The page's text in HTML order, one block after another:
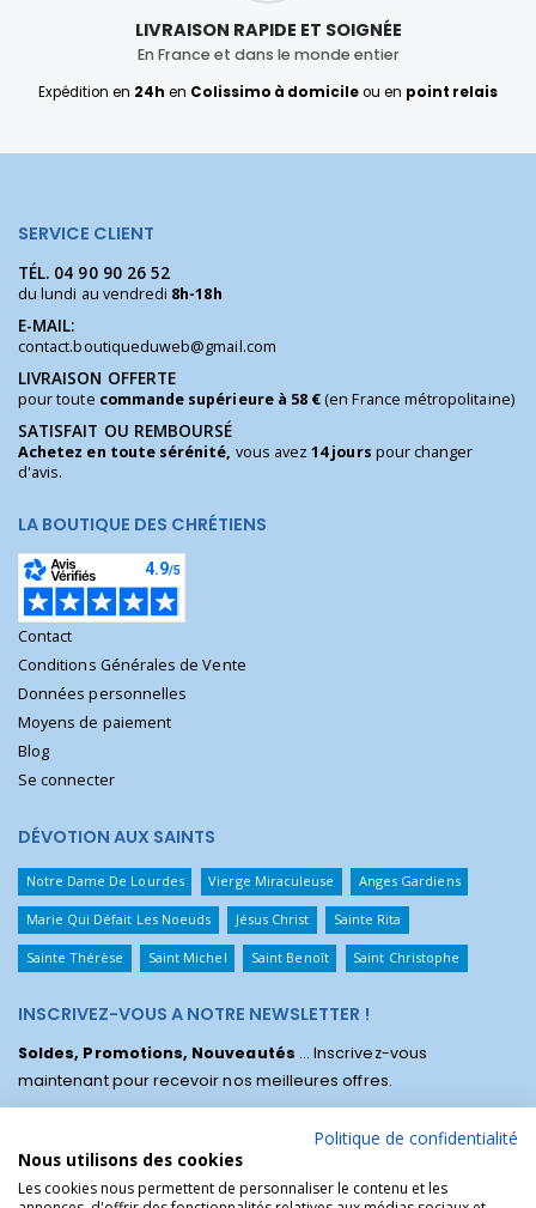
LIVRAISON RAPIDE ET SOIGNÉE
En France et dans le monde entier
Expédition en 24h en Colissimo à domicileou en point relais
SERVICE CLIENT
TÉL. 04 90 90 26 52
du lundi au vendredi 8h-18h
E-MAIL:
contact.boutiqueduweb@gmail.com
LIVRAISON OFFERTE
pour toute commande supérieure à 58 €(en France métropolitaine)
SATISFAIT OU REMBOURSÉ
Achetez en toute sérénité, vous avez14 jours pour changer
d'avis.
LA BOUTIQUE DES CHRÉTIENS
Contact
Conditions Générales de Vente
Données personnelles
Moyens de paiement
Blog
Se connecter
DÉVOTION AUX SAINTS
Notre Dame De Lourdes Vierge Miraculeuse Anges Gardiens
Marie Qui Défait Les Noeuds Jésus Christ Sainte Rita
Sainte Thérèse Saint Michel Saint Benoît Saint Christophe
INSCRIVEZ-VOUS A NOTRE NEWSLETTER !
Soldes, Promotions, Nouveautés ... Inscrivez-vous
maintenant pour recevoir nos meilleures offres.
Politique de confidentialité
Nous utilisons des cookies
Les cookies nous permettent de personnaliser le contenu et les